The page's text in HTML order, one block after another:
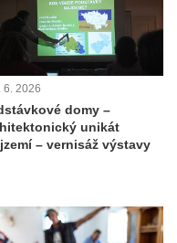
6. 2026
domy –
unikát
– vernisáž výstavy